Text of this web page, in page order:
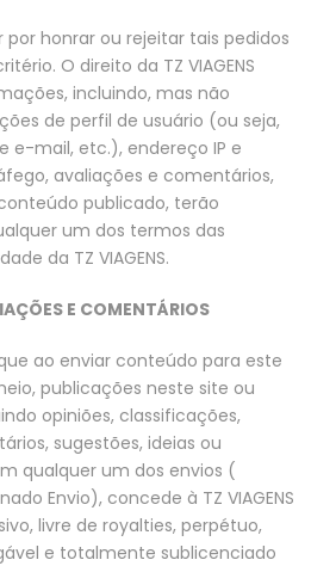
por honrar ou rejeitar tais pedidos
O direito da TZ VIAGENS
incluindo, mas não
de perfil de usuário (ou seja,
e-mail, etc.), endereço IP e
avaliações e comentários,
publicado, terão
um dos termos das
da TZ VIAGENS.
E COMENTÁRIOS
ao enviar conteúdo para este
publicações neste site ou
opiniões, classificações,
sugestões, ideias ou
qualquer um dos envios (
Envio), concede à TZ VIAGENS
livre de royalties, perpétuo,
e totalmente sublicenciado